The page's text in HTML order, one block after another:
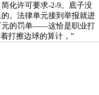
化许可要求-2-9。底子没
。法律单元接到举报就进
元的罚单——这恰是职业打
打擦边球的算计，”